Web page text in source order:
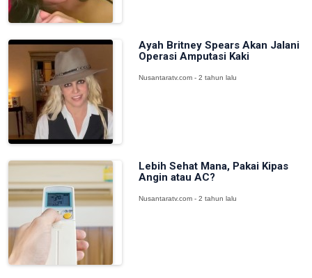
Ayah Britney Spears Akan Jalani
Operasi Amputasi Kaki
Nusantaratv.com - 2 tahun lalu
Lebih Sehat Mana, Pakai Kipas
Angin atau AC?
Nusantaratv.com - 2 tahun lalu